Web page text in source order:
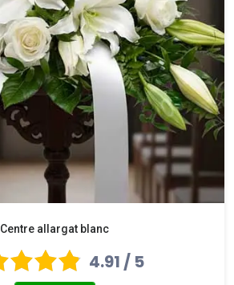
Centre allargat blanc
4.91 / 5